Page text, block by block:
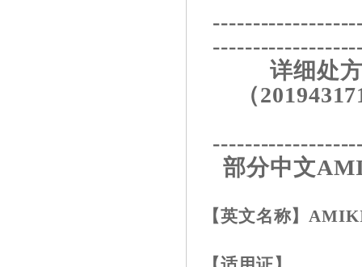
详细处
（
部分中文
【英文名称】